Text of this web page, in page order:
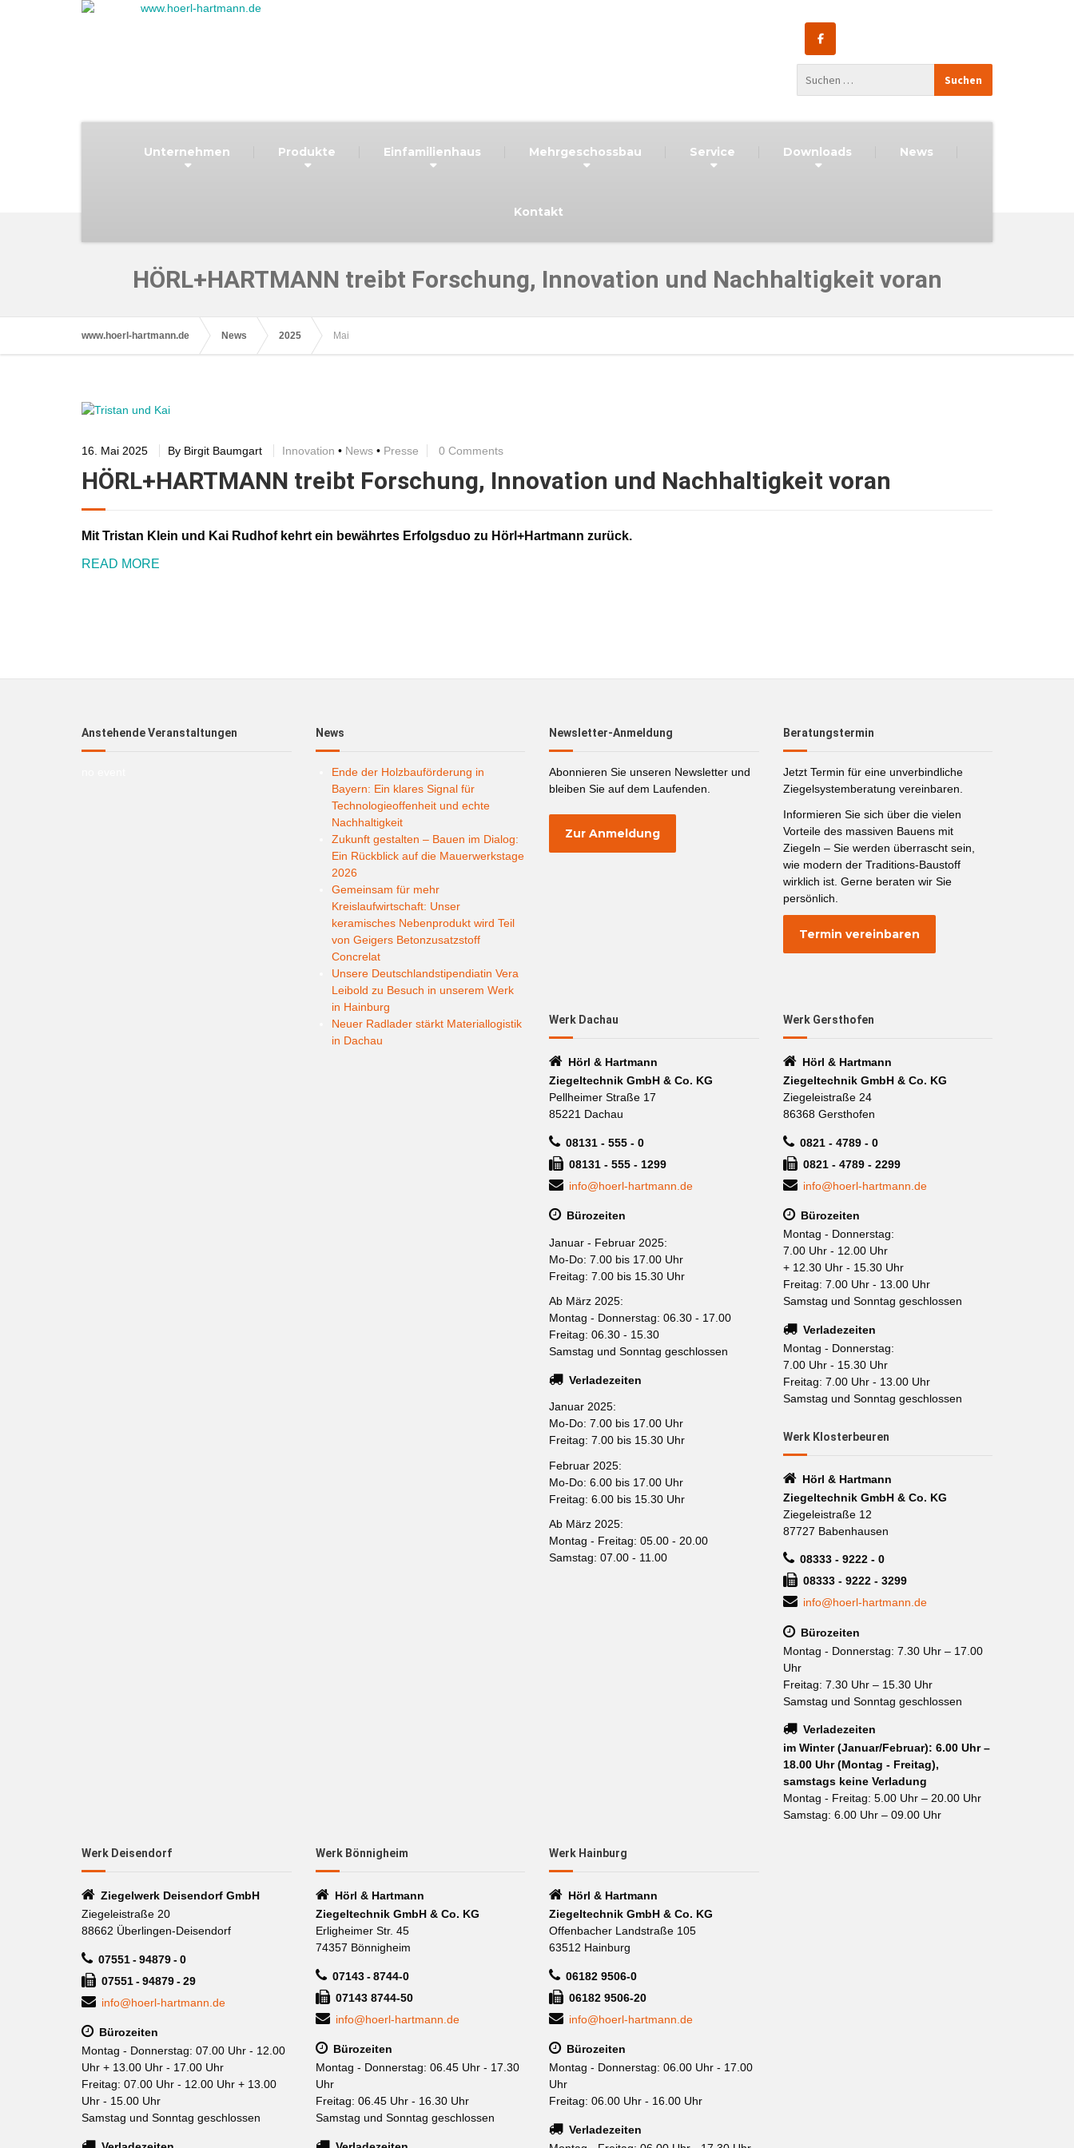
Unternehmen Produkte Einfamilienhaus Mehrgeschossbau Service Downloads News
Kontakt
HÖRL+HARTMANN treibt Forschung, Innovation und Nachhaltigkeit voran
www.hoerl-hartmann.de News 2025 Mai
16. Mai 2025 By Birgit Baumgart Innovation • News • Presse 0 Comments
HÖRL+HARTMANN treibt Forschung, Innovation und Nachhaltigkeit voran
Mit Tristan Klein und Kai Rudhof kehrt ein bewährtes Erfolgsduo zu Hörl+Hartmann zurück.
READ MORE
Anstehende Veranstaltungen News
Ende der Holzbauförderung in
Bayern: Ein klares Signal für
Technologieoffenheit und echte
Nachhaltigkeit
Zukunft gestalten – Bauen im Dialog:
Ein Rückblick auf die Mauerwerkstage
2026
Gemeinsam für mehr
Kreislaufwirtschaft: Unser
keramisches Nebenprodukt wird Teil
von Geigers Betonzusatzstoff
Concrelat
Unsere Deutschlandstipendiatin Vera
Leibold zu Besuch in unserem Werk
in Hainburg
Neuer Radlader stärkt Materiallogistik
in Dachau
Newsletter-Anmeldung
Abonnieren Sie unseren Newsletter und
bleiben Sie auf dem Laufenden.
Zur Anmeldung
Beratungstermin
Jetzt Termin für eine unverbindliche
Ziegelsystemberatung vereinbaren.
Informieren Sie sich über die vielen
Vorteile des massiven Bauens mit
Ziegeln – Sie werden überrascht sein,
wie modern der Traditions-Baustoff
wirklich ist. Gerne beraten wir Sie
persönlich.
Termin vereinbaren
Werk Dachau
Hörl & Hartmann
Ziegeltechnik GmbH & Co. KG
Pellheimer Straße 17
85221 Dachau
08131 - 555 - 0
08131 - 555 - 1299
info@hoerl-hartmann.de
Bürozeiten
Januar - Februar 2025:
Mo-Do: 7.00 bis 17.00 Uhr
Freitag: 7.00 bis 15.30 Uhr
Ab März 2025:
Montag - Donnerstag: 06.30 - 17.00
Freitag: 06.30 - 15.30
Samstag und Sonntag geschlossen
Verladezeiten
Januar 2025:
Mo-Do: 7.00 bis 17.00 Uhr
Freitag: 7.00 bis 15.30 Uhr
Februar 2025:
Mo-Do: 6.00 bis 17.00 Uhr
Freitag: 6.00 bis 15.30 Uhr
Ab März 2025:
Montag - Freitag: 05.00 - 20.00
Samstag: 07.00 - 11.00
Werk Gersthofen
Hörl & Hartmann
Ziegeltechnik GmbH & Co. KG
Ziegeleistraße 24
86368 Gersthofen
0821 - 4789 - 0
0821 - 4789 - 2299
info@hoerl-hartmann.de
Bürozeiten
Montag - Donnerstag:
7.00 Uhr - 12.00 Uhr
+ 12.30 Uhr - 15.30 Uhr
Freitag: 7.00 Uhr - 13.00 Uhr
Samstag und Sonntag geschlossen
Verladezeiten
Montag - Donnerstag:
7.00 Uhr - 15.30 Uhr
Freitag: 7.00 Uhr - 13.00 Uhr
Samstag und Sonntag geschlossen
Werk Klosterbeuren
Hörl & Hartmann
Ziegeltechnik GmbH & Co. KG
Ziegeleistraße 12
87727 Babenhausen
08333 - 9222 - 0
08333 - 9222 - 3299
info@hoerl-hartmann.de
Bürozeiten
Montag - Donnerstag: 7.30 Uhr – 17.00
Uhr
Freitag: 7.30 Uhr – 15.30 Uhr
Samstag und Sonntag geschlossen
Verladezeiten
im Winter (Januar/Februar): 6.00 Uhr –
18.00 Uhr (Montag - Freitag),
samstags keine Verladung
Montag - Freitag: 5.00 Uhr – 20.00 Uhr
Samstag: 6.00 Uhr – 09.00 Uhr
Werk Deisendorf
Ziegelwerk Deisendorf GmbH
Ziegeleistraße 20
88662 Überlingen-Deisendorf
07551 - 94879 - 0
07551 - 94879 - 29
info@hoerl-hartmann.de
Bürozeiten
Montag - Donnerstag: 07.00 Uhr - 12.00
Uhr + 13.00 Uhr - 17.00 Uhr
Freitag: 07.00 Uhr - 12.00 Uhr + 13.00
Uhr - 15.00 Uhr
Samstag und Sonntag geschlossen
Werk Bönnigheim
Hörl & Hartmann
Ziegeltechnik GmbH & Co. KG
Erligheimer Str. 45
74357 Bönnigheim
07143 - 8744-0
07143 8744-50
info@hoerl-hartmann.de
Bürozeiten
Montag - Donnerstag: 06.45 Uhr - 17.30
Uhr
Freitag: 06.45 Uhr - 16.30 Uhr
Samstag und Sonntag geschlossen
Werk Hainburg
Hörl & Hartmann
Ziegeltechnik GmbH & Co. KG
Offenbacher Landstraße 105
63512 Hainburg
06182 9506-0
06182 9506-20
info@hoerl-hartmann.de
Bürozeiten
Montag - Donnerstag: 06.00 Uhr - 17.00
Uhr
Freitag: 06.00 Uhr - 16.00 Uhr
Verladezeiten